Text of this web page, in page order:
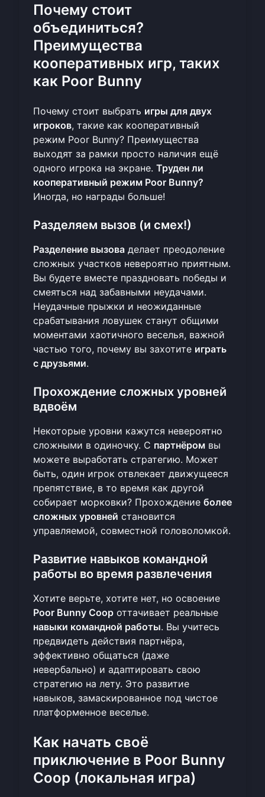
Почему стоит
объединиться?
Преимущества
кооперативных игр, таких
как Poor Bunny
Почему стоит выбрать игры для двух
игроков, такие как кооперативный
режим Poor Bunny? Преимущества
выходят за рамки просто наличия ещё
одного игрока на экране. Труден ли
кооперативный режим Poor Bunny?
Иногда, но награды больше!
Разделяем вызов (и смех!)
Разделение вызова делает преодоление
сложных участков невероятно приятным.
Вы будете вместе праздновать победы и
смеяться над забавными неудачами.
Неудачные прыжки и неожиданные
срабатывания ловушек станут общими
моментами хаотичного веселья, важной
частью того, почему вы захотите играть
с друзьями.
Прохождение сложных уровней
вдвоём
Некоторые уровни кажутся невероятно
сложными в одиночку. С партнёром вы
можете выработать стратегию. Может
быть, один игрок отвлекает движущееся
препятствие, в то время как другой
собирает морковки? Прохождение более
сложных уровней становится
управляемой, совместной головоломкой.
Развитие навыков командной
работы во время развлечения
Хотите верьте, хотите нет, но освоение
Poor Bunny Coop оттачивает реальные
навыки командной работы. Вы учитесь
предвидеть действия партнёра,
эффективно общаться (даже
невербально) и адаптировать свою
стратегию на лету. Это развитие
навыков, замаскированное под чистое
платформенное веселье.
Как начать своё
приключение в Poor Bunny
Coop (локальная игра)